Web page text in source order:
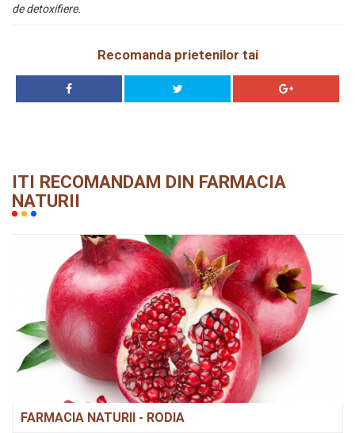
de detoxifiere.
Recomanda prietenilor tai
ITI RECOMANDAM DIN FARMACIA
NATURII
FARMACIA NATURII - RODIA